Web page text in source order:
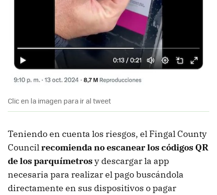
Clic en la imagen para ir al tweet
Teniendo en cuenta los riesgos, el Fingal County
Council recomienda no escanear los códigos QR
de los parquímetrosy descargar la app
necesaria para realizar el pago buscándola
directamente en sus dispositivos o pagar